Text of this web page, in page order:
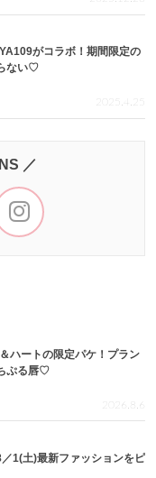
がコラボ！期間限定の
ない♡
2025.4.25
／
ハートの限定パケ！プラン
ぷる唇♡
2026.8.6
1(土)最新ファッションをピ